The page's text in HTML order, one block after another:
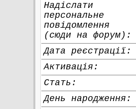
Надіслати
персональне
повідомлення
(сюди на форум):
Дата реєстрації:
Активація:
Стать:
День народження: